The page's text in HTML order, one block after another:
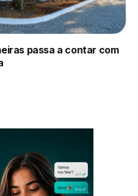
passa a contar com